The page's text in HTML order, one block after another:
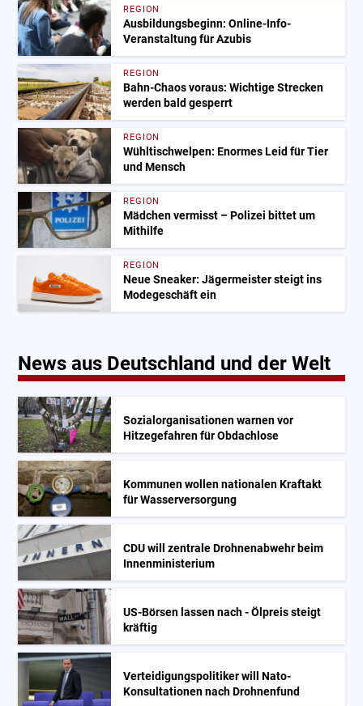
REGION
Ausbildungsbeginn: Online-Info-
Veranstaltung für Azubis
REGION
Bahn-Chaos voraus: Wichtige Strecken
werden bald gesperrt
REGION
Wühltischwelpen: Enormes Leid für Tier
und Mensch
REGION
Mädchen vermisst – Polizei bittet um
Mithilfe
REGION
Neue Sneaker: Jägermeister steigt ins
Modegeschäft ein
News aus Deutschland und der Welt
Sozialorganisationen warnen vor
Hitzegefahren für Obdachlose
Kommunen wollen nationalen Kraftakt
für Wasserversorgung
CDU will zentrale Drohnenabwehr beim
Innenministerium
US-Börsen lassen nach - Ölpreis steigt
kräftig
Verteidigungspolitiker will Nato-
Konsultationen nach Drohnenfund